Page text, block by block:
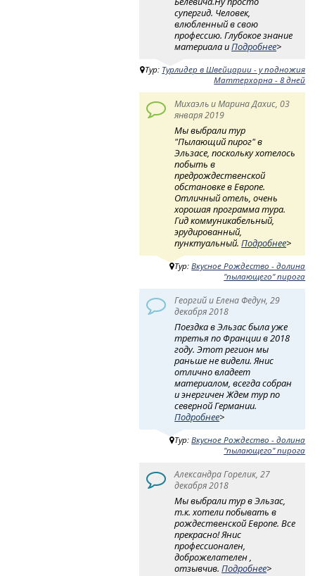
супергид. Человек,
влюбленный в свою
профессию. Глубокое знание
материала иПодробнее>
Тур: Турлидер в Швейцарии - у подножия
Маттерхорна - 8 дней
Михаэль и Марина Дахис, 03
января 2019
Мы выбрали тур
"Пылающий пирог" в
Эльзасе, поскольку хотелось
побыть в
предрождественской
обстановке в Европе.
Отличный отель, очень
хорошая программа тура.
Гид коммуникабельный,
эрудированный,
пунктуальный.Подробнее>
Тур:Вкусное Рождество - долина
"пылающего" пирога
Георгий и Елена Федун, 29
декабря 2018
Поездка в Эльзас была уже
третья по Франции в 2018
году. Этот регион мы
раньше не видели. Янис
отлично владеет
материалом, всегда собран
и энергичен Ждем тур по
северной Германии.
Подробнее>
Тур:Вкусное Рождество - долина
"пылающего" пирога
Александра Горелик, 27
декабря 2018
Мы выбрали тур в Эльзас,
т.к. хотели побывать в
рождественской Европе. Все
прекрасно! Янис
профессионален,
доброжелателен ,
отзывчив.Подробнее>